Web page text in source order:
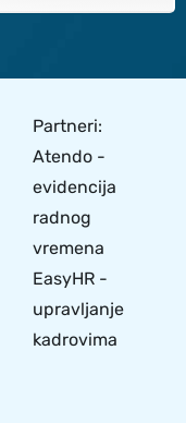
Partneri:
Atendo -
evidencija
radnog
vremena
EasyHR -
upravljanje
kadrovima